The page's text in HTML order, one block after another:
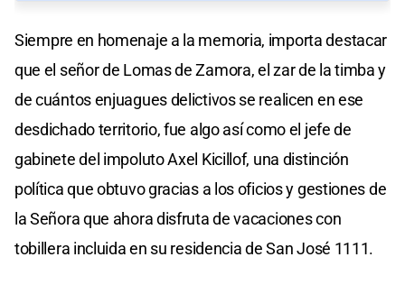
Siempre en homenaje a la memoria, importa destacar
que el señor de Lomas de Zamora, el zar de la timba y
de cuántos enjuagues delictivos se realicen en ese
desdichado territorio, fue algo así como el jefe de
gabinete del impoluto Axel Kicillof, una distinción
política que obtuvo gracias a los oficios y gestiones de
la Señora que ahora disfruta de vacaciones con
tobillera incluida en su residencia de San José 1111.